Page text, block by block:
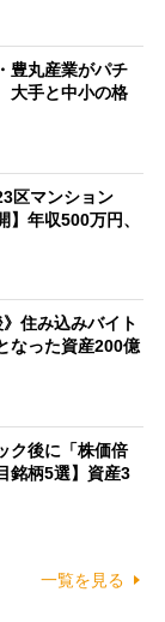
豊丸産業がパチ
大手と中小の格
区マンション
】年収500万円、
》住み込みバイト
なった資産200億
ク後に「株価倍
銘柄5選】資産3
一覧を見る